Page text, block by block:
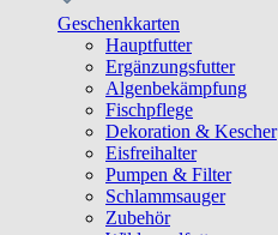
Geschenkkarten
Hauptfutter
Ergänzungsfutter
Algenbekämpfung
Fischpflege
Dekoration & Kescher
Eisfreihalter
Pumpen & Filter
Schlammsauger
Zubehör